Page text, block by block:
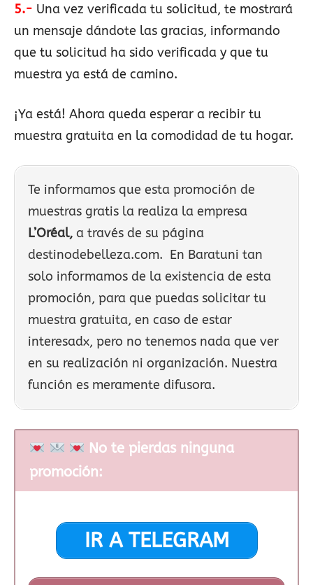
5.- Una vez verificada tu solicitud, te mostrará
un mensaje dándote las gracias, informando
que tu solicitud ha sido verificada y que tu
muestra ya está de camino.
¡Ya está! Ahora queda esperar a recibir tu
muestra gratuita en la comodidad de tu hogar.
Te informamos que esta promoción de
muestras gratis la realiza la empresa
L’Oréal, a través de su página
destinodebelleza.com. En Baratuni tan
solo informamos de la existencia de esta
promoción, para que puedas solicitar tu
muestra gratuita, en caso de estar
interesadx, pero no tenemos nada que ver
en su realización ni organización. Nuestra
función es meramente difusora.
No te pierdas ninguna
promoción:
IR A TELEGRAM